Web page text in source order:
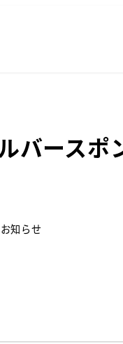
ルバース
ゴリー
お知らせ